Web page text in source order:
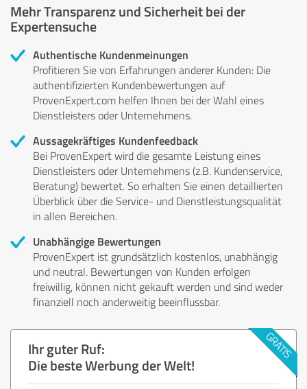
Mehr Transparenz und Sicherheit bei der
Expertensuche
Authentische Kundenmeinungen
Profitieren Sie von Erfahrungen anderer Kunden: Die
authentifizierten Kundenbewertungen auf
ProvenExpert.com helfen Ihnen bei der Wahl eines
Dienstleisters oder Unternehmens.
Aussagekräftiges Kundenfeedback
Bei ProvenExpert wird die gesamte Leistung eines
Dienstleisters oder Unternehmens (z.B. Kundenservice,
Beratung) bewertet. So erhalten Sie einen detaillierten
Überblick über die Service- und Dienstleistungsqualität
in allen Bereichen.
Unabhängige Bewertungen
ProvenExpert ist grundsätzlich kostenlos, unabhängig
und neutral. Bewertungen von Kunden erfolgen
freiwillig, können nicht gekauft werden und sind weder
finanziell noch anderweitig beeinflussbar.
Ihr guter Ruf:
Die beste Werbung der Welt!